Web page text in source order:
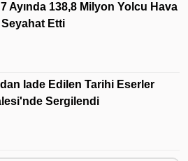
7 Ayında 138,8 Milyon Yolcu Hava
Etti
Iade Edilen Tarihi Eserler
Sergilendi